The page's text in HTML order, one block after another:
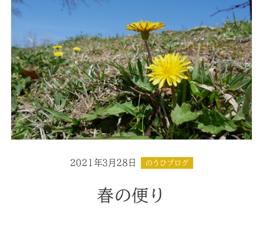
2021年3月28日 のうひブログ
春の便り